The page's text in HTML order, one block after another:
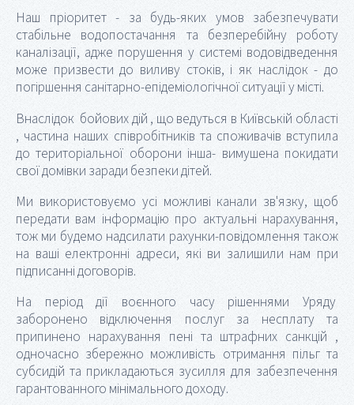
Наш пріоритет - за будь-яких умов забезпечувати
стабільне водопостачання та безперебійну роботу
каналізації, адже порушення у системі водовідведення
може призвести до виливу стоків, і як наслідок - до
погіршення санітарно-епідеміологічної ситуації у місті.
Внаслідок бойових дій , що ведуться в Київській області
, частина наших співробітників та споживачів вступила
до територіальної оборони інша- вимушена покидати
свої домівки заради безпеки дітей.
Ми використовуємо усі можливі канали зв'язку, щоб
передати вам інформацію про актуальні нарахування,
тож ми будемо надсилати рахунки-повідомлення також
на ваші електронні адреси, які ви залишили нам при
підписанні договорів.
На період дії воєнного часу рішеннями Уряду
заборонено відключення послуг за несплату та
припинено нарахування пені та штрафних санкцій ,
одночасно збережно можливість отримання пільг та
субсидій та прикладаються зусилля для забезпечення
гарантованного мінімального доходу.